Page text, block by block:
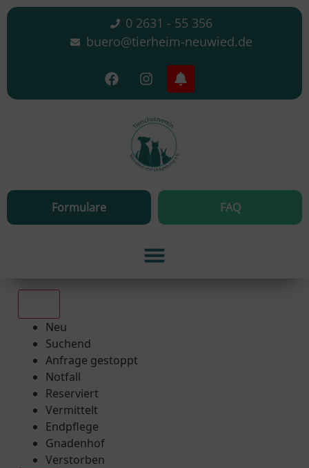
0 2631 - 55 356
buero@tierheim-neuwied.de
Formulare FAQ
Neu
Suchend
Anfrage gestoppt
Notfall
Reserviert
Vermittelt
Endpflege
Gnadenhof
Verstorben